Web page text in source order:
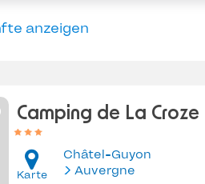
anzeigen
Camping de La Croze
Karte
Châtel-Guyon
Auvergne